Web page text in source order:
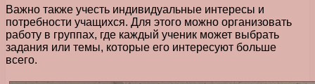
Важно также учесть индивидуальные интересы и
потребности учащихся. Для этого можно организовать
работу в группах, где каждый ученик может выбрать
задания или темы, которые его интересуют больше
всего.